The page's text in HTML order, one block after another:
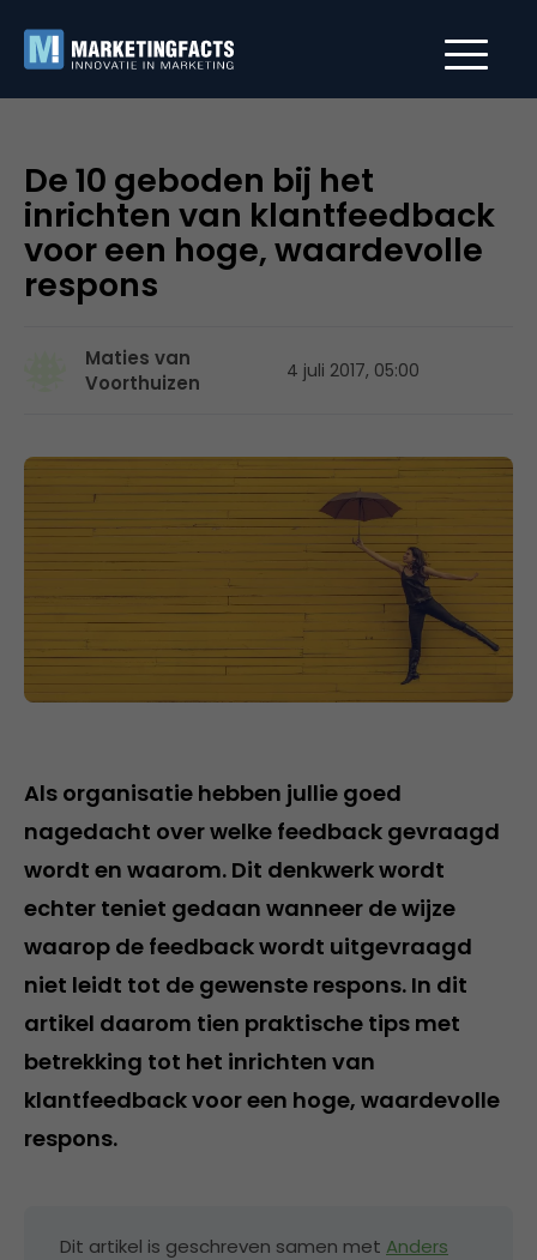
De 10 geboden bij het
inrichten van klantfeedback
voor een hoge, waardevolle
respons
Maties van
Voorthuizen
4 juli 2017, 05:00
Als organisatie hebben jullie goed
nagedacht over welke feedback gevraagd
wordt en waarom. Dit denkwerk wordt
echter teniet gedaan wanneer de wijze
waarop de feedback wordt uitgevraagd
niet leidt tot de gewenste respons. In dit
artikel daarom tien praktische tips met
betrekking tot het inrichten van
klantfeedback voor een hoge, waardevolle
respons.
Dit artikel is geschreven samen met Anders